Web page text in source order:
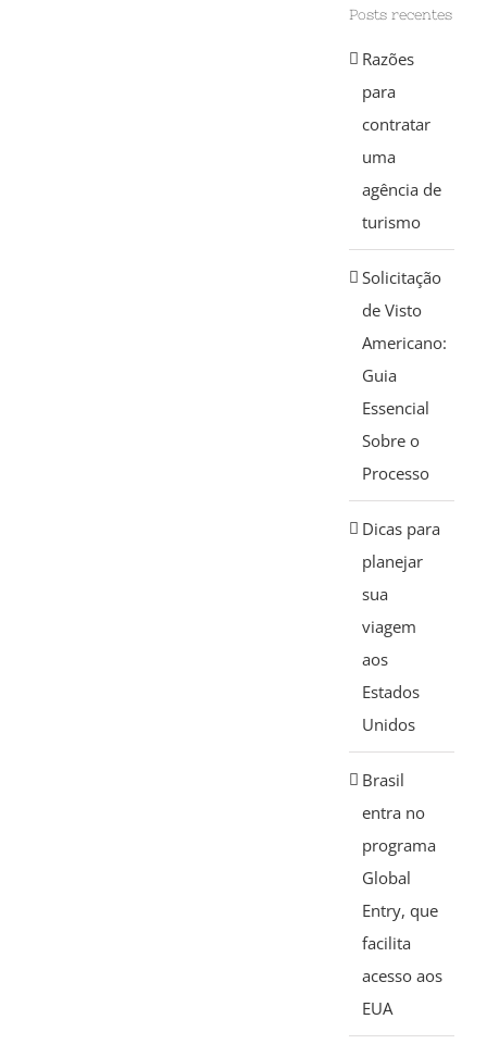
Posts recentes
Razões
para
contratar
uma
agência de
turismo
Solicitação
de Visto
Americano:
Guia
Essencial
Sobre o
Processo
Dicas para
planejar
sua
viagem
aos
Estados
Unidos
Brasil
entra no
programa
Global
Entry, que
facilita
acesso aos
EUA